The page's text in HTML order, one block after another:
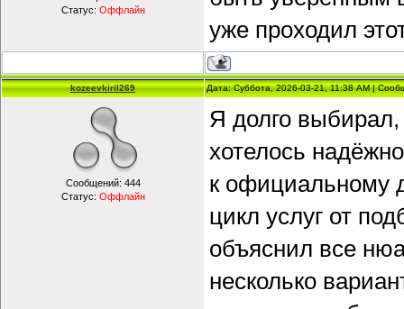
Статус: Оффлайн
уже проходил
kozeevkiril269 Дата: Суббота, 2026-03-21, 11:38 AM |
Сообщений: 444
Статус: Оффлайн
Я долго
хотелось
к официальному
цикл услуг от
объяснил все
несколько